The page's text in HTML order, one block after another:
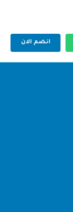
انضم الان